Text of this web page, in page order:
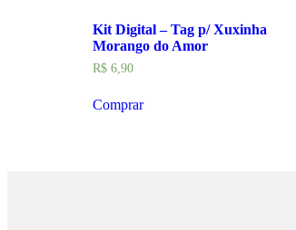
Kit Digital – Tag p/ Xuxinha
Morango do Amor
R$ 6,90
Comprar